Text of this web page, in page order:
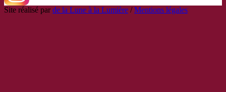
Site réalisé parde la Lune à la Lumière /Mentions légales